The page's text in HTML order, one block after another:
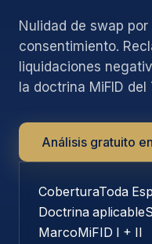
Nulidad de swap por
consentimiento.
liquidaciones
la doctrina MiFID
Análisis gratuito
CoberturaToda
Doctrina aplicable
MarcoMiFID I + II